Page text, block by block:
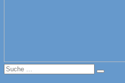
Suche
nach:
Suche